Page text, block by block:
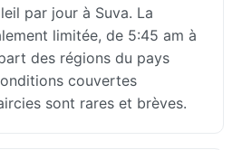
par jour à Suva. La
limitée, de 5:45 am à
des régions du pays
couvertes
sont rares et brèves.